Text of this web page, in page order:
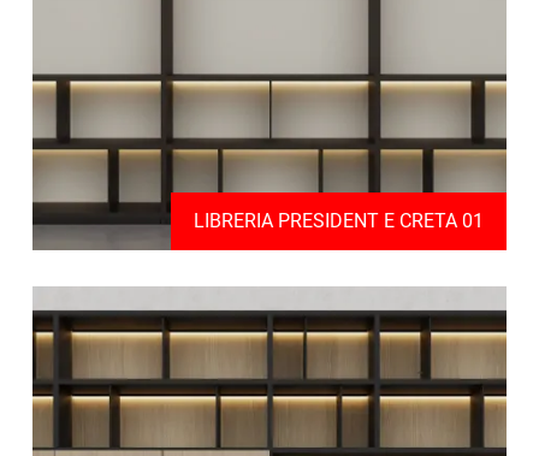
LIBRERIA PRESIDENT E CRETA 01